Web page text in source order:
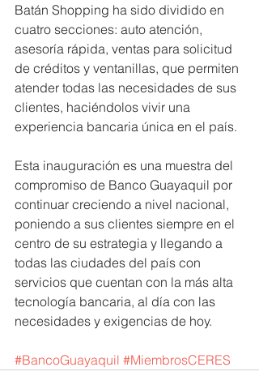
Batán Shopping ha sido dividido en
cuatro secciones: auto atención,
asesoría rápida, ventas para solicitud
de créditos y ventanillas, que permiten
atender todas las necesidades de sus
clientes, haciéndolos vivir una
experiencia bancaria única en el país.
Esta inauguración es una muestra del
compromiso de Banco Guayaquil por
continuar creciendo a nivel nacional,
poniendo a sus clientes siempre en el
centro de su estrategia y llegando a
todas las ciudades del país con
servicios que cuentan con la más alta
tecnología bancaria, al día con las
necesidades y exigencias de hoy.
#BancoGuayaquil #MiembrosCERES